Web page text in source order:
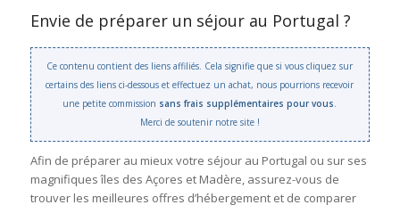
Envie de préparer un séjour au Portugal ?
Ce contenu contient des liens affiliés. Cela signifie que si vous cliquez sur
certains des liens ci-dessous et effectuez un achat, nous pourrions recevoir
une petite commission sans frais supplémentaires pour vous.
Merci de soutenir notre site !
Afin de préparer au mieux votre séjour au Portugal ou sur ses
magnifiques îles des Açores et Madère, assurez-vous de
trouver les meilleures offres d’hébergement et de comparer